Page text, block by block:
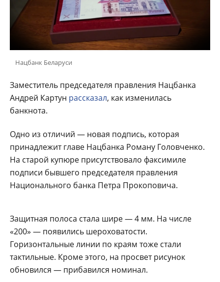
Нацбанк Беларуси
Заместитель председателя правления Нацбанка
Андрей Картун рассказал, как изменилась
банкнота.
Одно из отличий — новая подпись, которая
принадлежит главе Нацбанка Роману Головченко.
На старой купюре присутствовало факсимиле
подписи бывшего председателя правления
Национального банка Петра Прокоповича.
Защитная полоса стала шире — 4 мм. На числе
«200» — появились шероховатости.
Горизонтальные линии по краям тоже стали
тактильные. Кроме этого, на просвет рисунок
обновился — прибавился номинал.